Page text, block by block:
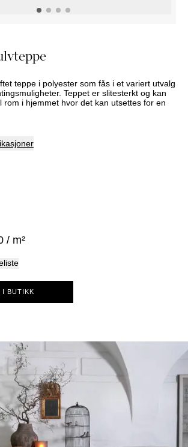
teppe i polyester som fås i et variert utvalg
Teppet er slitesterkt og kan
rom i hjemmet hvor det kan utsettes for en
/ m²
I BUTIKK